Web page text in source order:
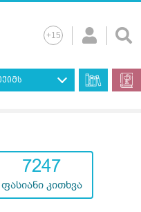
7247
ფასიანი კითხვა